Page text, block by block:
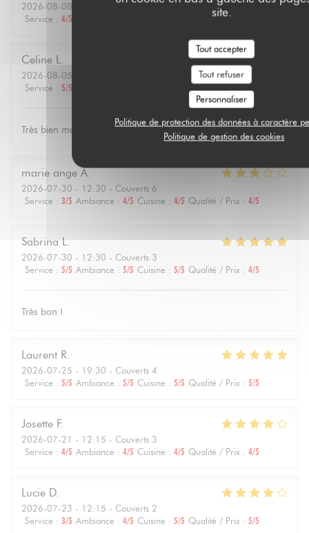
site.
Tout accepter
Tout refuser
Personnaliser
Politique de protection des données à caractère
Politique de gestion des cookies
2026-08-08 - 19:45 - Couverts 3
Service : 4/5 Qualité / Prix
Celine L
2026-08-05
Service : 5/5 Qualité / Prix: 5
Très bien mangé, très bien servi. servive agreable
marie ange A
2026-07-30 - 12:30 - Couverts 6
Service : 3/5 Ambiance : 4/5 Cuisine : 4/5 Qualité / Prix : 4/5
Sabrina L
2026-07-30 - 12:30 - Couverts 3
Service : 5/5 Ambiance : 5/5 Cuisine : 5/5 Qualité / Prix : 4/5
Très bon !
Laurent R
2026-07-25 - 19:30 - Couverts 4
Service : 5/5 Ambiance : 5/5 Cuisine : 5/5 Qualité / Prix : 5/5
Josette F
2026-07-21 - 12:15 - Couverts 3
Service : 4/5 Ambiance : 4/5 Cuisine : 4/5 Qualité / Prix : 4/5
Lucie D
2026-07-23 - 12:15 - Couverts 2
Service : 3/5 Ambiance : 4/5 Cuisine : 5/5 Qualité / Prix : 5/5